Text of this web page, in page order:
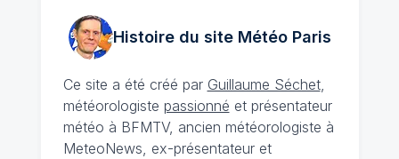
Histoire du site MétéoParis
Ce site a été créé par Guillaume Séchet,
météorologiste passionné et présentateur
météo à BFMTV, ancien météorologiste à
MeteoNews, ex-présentateur et